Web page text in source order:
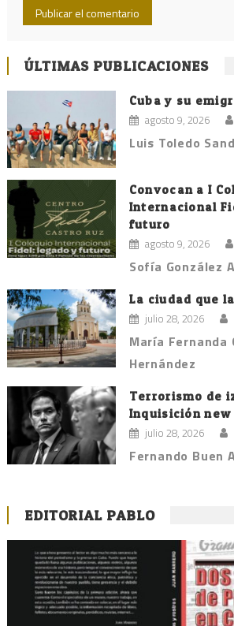
ÚLTIMAS PUBLICACIONES
Cuba y su
agosto 9, 2026
Luis Toledo
Convocan a I
Internacional
futuro
agosto 9, 2026
Sofía González
La ciudad que
julio 28, 2026
María Fernanda
Hernández
Terrorismo de
Inquisición new
julio 28, 2026
Fernando Buen
EDITORIAL PABLO